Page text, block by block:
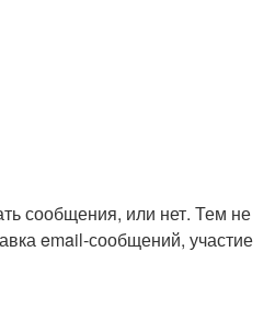
сообщения, или нет. Тем не
email-сообщений, участие